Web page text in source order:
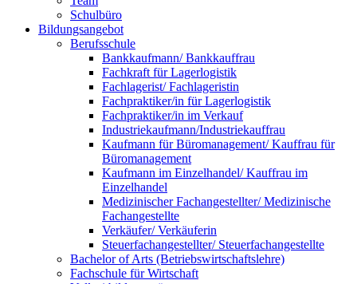
Schulbüro
Bildungsangebot
Berufsschule
Bankkaufmann/ Bankkauffrau
Fachkraft für Lagerlogistik
Fachlagerist/ Fachlageristin
Fachpraktiker/in für Lagerlogistik
Fachpraktiker/in im Verkauf
Industriekaufmann/Industriekauffrau
Kaufmann für Büromanagement/ Kauffrau für
Büromanagement
Kaufmann im Einzelhandel/ Kauffrau im
Einzelhandel
Medizinischer Fachangestellter/ Medizinische
Fachangestellte
Verkäufer/ Verkäuferin
Steuerfachangestellter/ Steuerfachangestellte
Bachelor of Arts (Betriebswirtschaftslehre)
Fachschule für Wirtschaft